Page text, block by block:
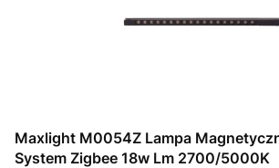
Maxlight M0054Z Lampa
System Zigbee 18w Lm 2700/5000K